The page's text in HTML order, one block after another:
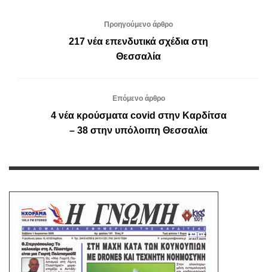
Προηγούμενο άρθρο
217 νέα επενδυτικά σχέδια στη
Θεσσαλία
Επόμενο άρθρο
4 νέα κρούσματα covid στην Καρδίτσα
– 38 στην υπόλοιπη Θεσσαλία